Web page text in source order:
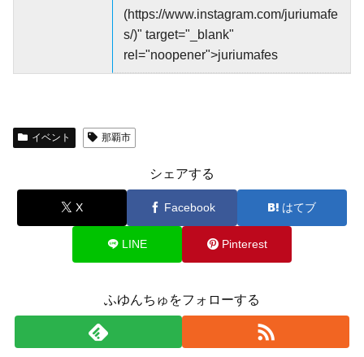
(https://www.instagram.com/juriumafe
s/)" target="_blank"
rel="noopener">juriumafes
イベント 那覇市
シェアする
X Facebook はてブ
LINE Pinterest
ふゆんちゅをフォローする